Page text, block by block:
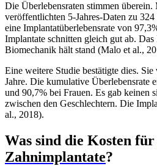
Die Überlebensraten stimmen
veröffentlichten 5-Jahres-Daten zu
eine Implantatüberlebensrate von
Implantate schnitten gleich gut ab.
Biomechanik hält stand (Malo et al.,
Eine weitere Studie bestätigte dies.
Jahre. Die kumulative Überlebensrate
und 90,7% bei Frauen. Es gab keinen
zwischen den Geschlechtern. Die
al., 2018).
Was sind die Kosten für
Zahnimplantate?